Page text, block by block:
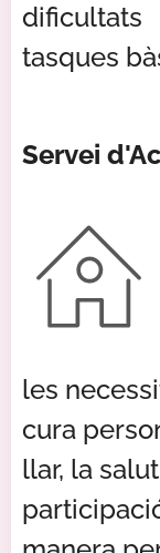
tasques
Servei
les
cura
llar, la